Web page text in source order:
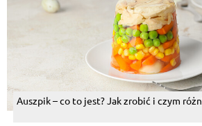
Auszpik – co to jest? Jak zrobić i czym